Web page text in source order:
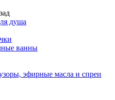
душа
ванны
эфирные масла и спреи